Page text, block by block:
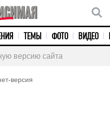
ТЕМЫ ФОТО ВИДЕО
версию сайта
версия